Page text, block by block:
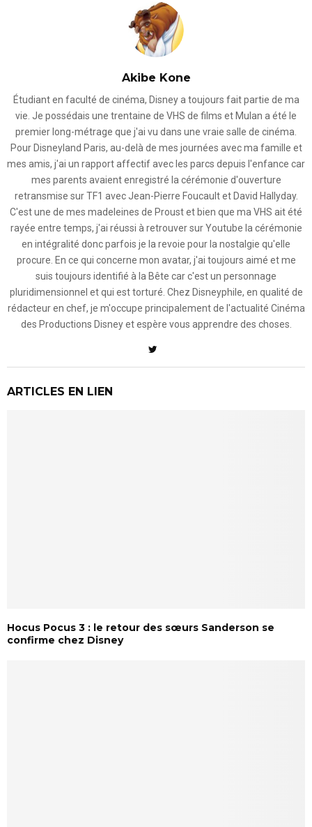
Akibe Kone
Étudiant en faculté de cinéma, Disney a toujours fait partie de ma
vie. Je possédais une trentaine de VHS de films et Mulan a été le
premier long-métrage que j'ai vu dans une vraie salle de cinéma.
Pour Disneyland Paris, au-delà de mes journées avec ma famille et
mes amis, j'ai un rapport affectif avec les parcs depuis l'enfance car
mes parents avaient enregistré la cérémonie d'ouverture
retransmise sur TF1 avec Jean-Pierre Foucault et David Hallyday.
C'est une de mes madeleines de Proust et bien que ma VHS ait été
rayée entre temps, j'ai réussi à retrouver sur Youtube la cérémonie
en intégralité donc parfois je la revoie pour la nostalgie qu'elle
procure. En ce qui concerne mon avatar, j'ai toujours aimé et me
suis toujours identifié à la Bête car c'est un personnage
pluridimensionnel et qui est torturé. Chez Disneyphile, en qualité de
rédacteur en chef, je m'occupe principalement de l'actualité Cinéma
des Productions Disney et espère vous apprendre des choses.
ARTICLES EN LIEN
Hocus Pocus 3 : le retour des sœurs Sanderson se
confirme chez Disney